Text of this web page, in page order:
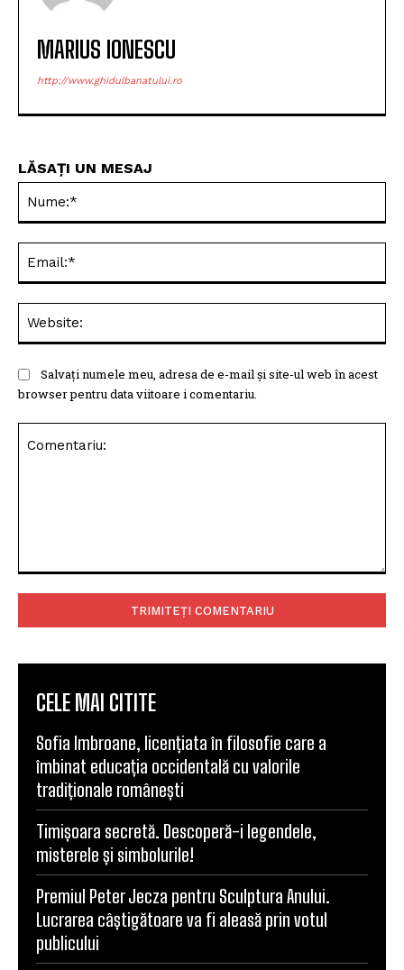
MARIUS IONESCU
http://www.ghidulbanatului.ro
LĂSAȚI UN MESAJ
Salvați numele meu, adresa de e-mail și site-ul web în acest
browser pentru data viitoare i comentariu.
CELE MAI CITITE
Sofia Imbroane, licențiata în filosofie care a
îmbinat educația occidentală cu valorile
tradiționale românești
Timișoara secretă. Descoperă-i legendele,
misterele și simbolurile!
Premiul Peter Jecza pentru Sculptura Anului.
Lucrarea câștigătoare va fi aleasă prin votul
publicului